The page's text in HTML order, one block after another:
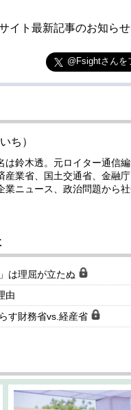
イト最新記事のお知らせ
@Fsightさんを
ち）
は鈴木透。元ロイター通信
産業省、国土交通省、金融
業ニュース、政治問題から
は理屈が立たぬ
由
す財務省vs.経産省